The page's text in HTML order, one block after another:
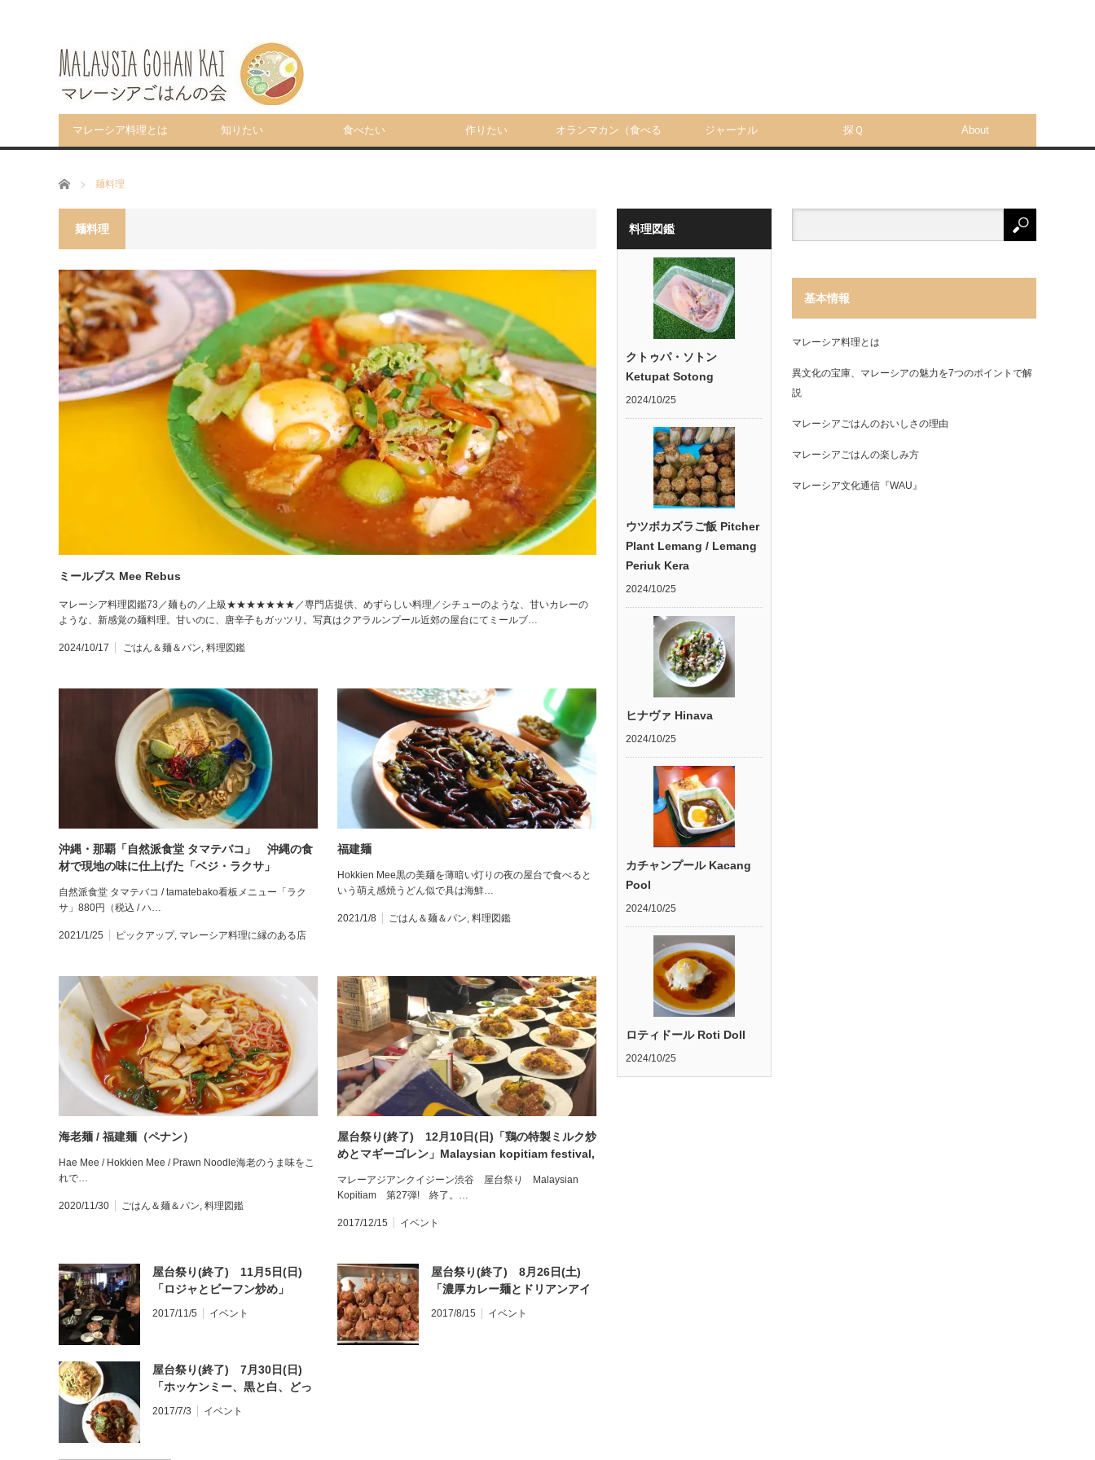
マレーシア料理とは 知りたい 食べたい 作りたい オランマカン（食べる ジャーナル 探Ｑ About
ホーム 麺料理
麺料理
ミールブス Mee Rebus
マレーシア料理図鑑73／麺もの／上級★★★★★★★／専門店提供、めずらしい料理／シチューのような、甘いカレーの
ような、新感覚の麺料理。甘いのに、唐辛子もガッツリ。写真はクアラルンプール近郊の屋台にてミールブ…
2024/10/17 ごはん＆麺＆パン, 料理図鑑
沖縄・那覇「自然派食堂 タマテバコ」 沖縄の食
材で現地の味に仕上げた「ベジ・ラクサ」
自然派食堂 タマテバコ / tamatebako看板メニュー「ラク
サ」880円（税込 / ハ…
2021/1/25 ピックアップ, マレーシア料理に縁のある店
福建麺
Hokkien Mee黒の美麺を薄暗い灯りの夜の屋台で食べると
いう萌え感焼うどん似で具は海鮮…
2021/1/8 ごはん＆麺＆パン, 料理図鑑
海老麺 / 福建麺（ペナン）
Hae Mee / Hokkien Mee / Prawn Noodle海老のうま味をこ
れで…
2020/11/30 ごはん＆麺＆パン, 料理図鑑
屋台祭り(終了) 12月10日(日)「鶏の特製ミルク炒
めとマギーゴレン」Malaysian kopitiam festival,
マレーアジアンクイジーン渋谷 屋台祭り Malaysian
Kopitiam 第27弾! 終了。…
2017/12/15 イベント
屋台祭り(終了) 11月5日(日)
「ロジャとビーフン炒め」
Malaysian kopitiam festival,
Rojak, Mee Siam and
2017/11/5 イベント
屋台祭り(終了) 8月26日(土)
「濃厚カレー麺とドリアンアイ
ス付きバナナ揚げ」Malaysian
kopitiam festival, Curry Mee
2017/8/15 イベント
屋台祭り(終了) 7月30日(日)
「ホッケンミー、黒と白、どっ
ちが好み?」Malaysian
kopitiam festival, Hokkien
2017/7/3 イベント
料理図鑑
クトゥパ・ソトン
Ketupat Sotong
2024/10/25
ウツボカズラご飯 Pitcher
Plant Lemang / Lemang
Periuk Kera
2024/10/25
ヒナヴァ Hinava
2024/10/25
カチャンプール Kacang
Pool
2024/10/25
ロティドール Roti Doll
2024/10/25
基本情報
マレーシア料理とは
異文化の宝庫、マレーシアの魅力を7つのポイントで解
説
マレーシアごはんのおいしさの理由
マレーシアごはんの楽しみ方
マレーシア文化通信『WAU』